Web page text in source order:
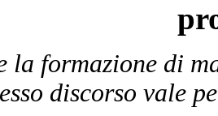
la formazione di
discorso vale